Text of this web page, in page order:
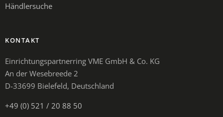
Händlersuche
KONTAKT
Einrichtungspartnerring VME GmbH & Co. KG
An der Wesebreede 2
D-33699 Bielefeld, Deutschland
+49 (0) 521 / 20 88 50